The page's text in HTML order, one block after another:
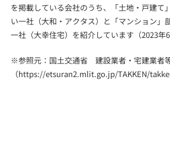
を掲載している会社のうち、「土地・戸建て
い一社（大和・アクタス）と「マンション」
一社（大幸住宅）を紹介しています（2023年6
※参照元：国土交通省 建設業者・宅建業者
（https://etsuran2.mlit.go.jp/TAKKEN/